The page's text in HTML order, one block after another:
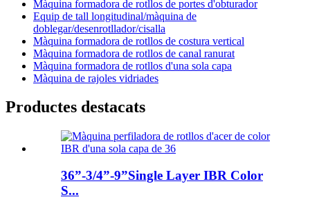
Màquina formadora de rotllos de portes d'obturador
Equip de tall longitudinal/màquina de
doblegar/desenrotllador/cisalla
Màquina formadora de rotllos de costura vertical
Màquina formadora de rotllos de canal ranurat
Màquina formadora de rotllos d'una sola capa
Màquina de rajoles vidriades
Productes destacats
36”-3/4”-9”Single Layer IBR Color
S...